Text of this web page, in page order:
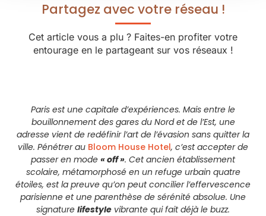
Partagez avec votre réseau !
Cet article vous a plu ? Faites-en profiter votre
entourage en le partageant sur vos réseaux !
Paris est une capitale d’expériences. Mais entre le
bouillonnement des gares du Nord et de l’Est, une
adresse vient de redéfinir l’art de l’évasion sans quitter la
ville. Pénétrer au Bloom House Hotel, c’est accepter de
passer en mode « off ». Cet ancien établissement
scolaire, métamorphosé en un refuge urbain quatre
étoiles, est la preuve qu’on peut concilier l’effervescence
parisienne et une parenthèse de sérénité absolue. Une
signature lifestyle vibrante qui fait déjà le buzz.